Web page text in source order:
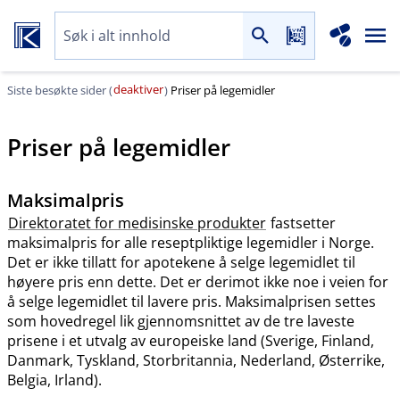
Siste besøkte sider (deaktiver) Priser på legemidler
Priser på legemidler
Maksimalpris
Direktoratet for medisinske produkter fastsetter
maksimalpris for alle reseptpliktige legemidler i Norge.
Det er ikke tillatt for apotekene å selge legemidlet til
høyere pris enn dette. Det er derimot ikke noe i veien for
å selge legemidlet til lavere pris. Maksimalprisen settes
som hovedregel lik gjennomsnittet av de tre laveste
prisene i et utvalg av europeiske land (Sverige, Finland,
Danmark, Tyskland, Storbritannia, Nederland, Østerrike,
Belgia, Irland).